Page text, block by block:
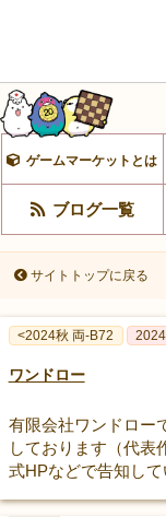
ゲームマーケットとは
ブログ一覧
サイトトップに戻る
<2024秋 両-B72
ワンドロー
有限会社ワンドロー
しております（代表
式HPなどで告知して